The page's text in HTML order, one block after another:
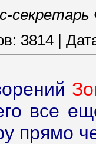
3814
все
прямо